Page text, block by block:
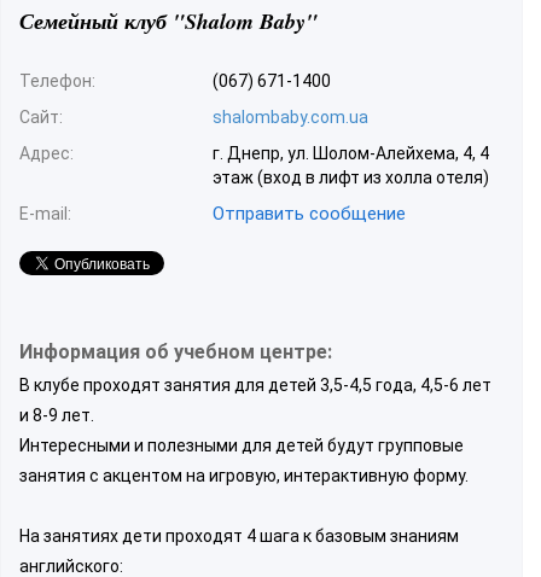
Семейный клуб "Shalom Baby"
Телефон:
(067) 671-1400
Сайт:
shalombaby.com.ua
Адрес:
г. Днепр, ул. Шолом-Алейхема, 4, 4
этаж (вход в лифт из холла отеля)
E-mail:
Отправить сообщение
Информация об учебном центре:
В клубе проходят занятия для детей 3,5-4,5 года, 4,5-6 лет
и 8-9 лет.
Интересными и полезными для детей будут групповые
занятия с акцентом на игровую, интерактивную форму.
На занятиях дети проходят 4 шага к базовым знаниям
английского: